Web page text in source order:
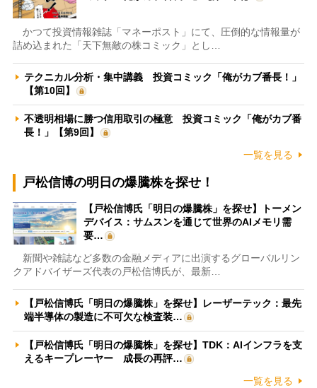
かつて投資情報雑誌「マネーポスト」にて、圧倒的な情報量が
詰め込まれた「天下無敵の株コミック」とし…
テクニカル分析・集中講義 投資コミック「俺がカブ番長！」
【第10回】
不透明相場に勝つ信用取引の極意 投資コミック「俺がカブ番
長！」【第9回】
一覧を見る
戸松信博の明日の爆騰株を探せ！
【戸松信博氏「明日の爆騰株」を探せ】トーメン
デバイス：サムスンを通じて世界のAIメモリ需
要…
新聞や雑誌など多数の金融メディアに出演するグローバルリン
クアドバイザーズ代表の戸松信博氏が、最新…
【戸松信博氏「明日の爆騰株」を探せ】レーザーテック：最先
端半導体の製造に不可欠な検査装…
【戸松信博氏「明日の爆騰株」を探せ】TDK：AIインフラを支
えるキープレーヤー 成長の再評…
一覧を見る